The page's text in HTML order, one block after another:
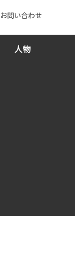
お問い合わせ
人物